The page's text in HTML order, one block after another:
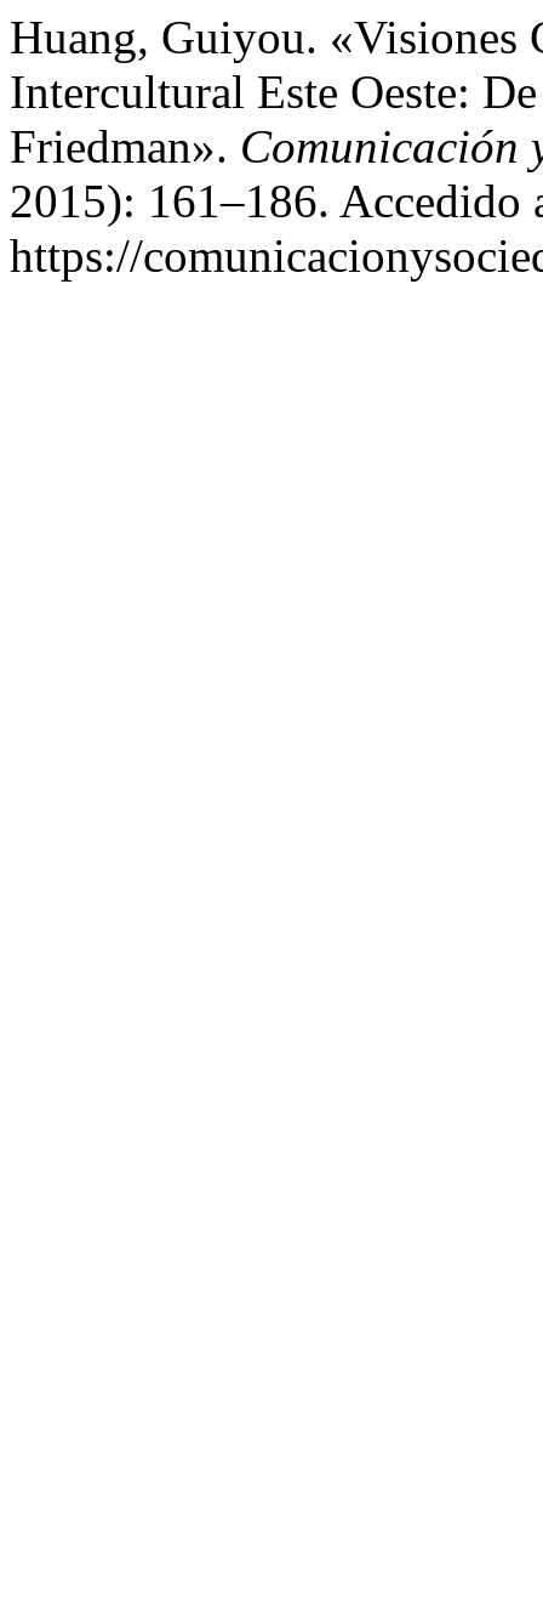
Huang, Guiyou. «Visiones
Intercultural Este Oeste:
Friedman». Comunicación
2015): 161–186. Accedido
https://